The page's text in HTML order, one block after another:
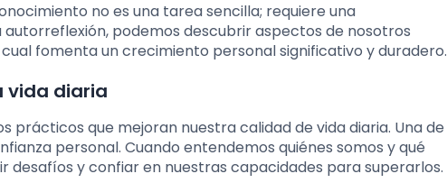
no es una tarea sencilla; requiere una
podemos descubrir aspectos de nosotros
fomenta un crecimiento personal significativo y duradero.
vida diaria
prácticos que mejoran nuestra calidad de vida diaria. Una de
personal. Cuando entendemos quiénes somos y qué
desafíos y confiar en nuestras capacidades para superarlos.